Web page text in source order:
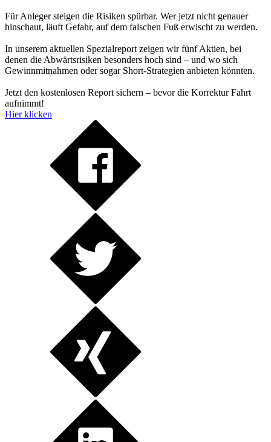
Für Anleger steigen die Risiken spürbar. Wer jetzt nicht genauer
hinschaut, läuft Gefahr, auf dem falschen Fuß erwischt zu werden.
In unserem aktuellen Spezialreport zeigen wir fünf Aktien, bei
denen die Abwärtsrisiken besonders hoch sind – und wo sich
Gewinnmitnahmen oder sogar Short-Strategien anbieten könnten.
Jetzt den kostenlosen Report sichern – bevor die Korrektur Fahrt
aufnimmt!
Hier klicken